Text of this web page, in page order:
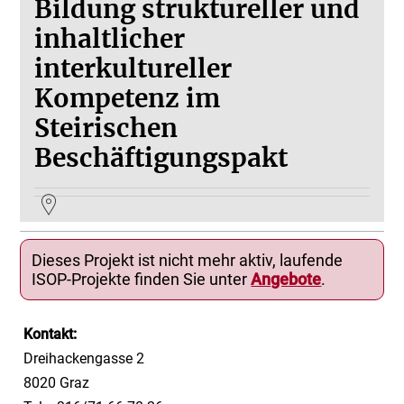
Bildung struktureller und
inhaltlicher
interkultureller
Kompetenz im
Steirischen
Beschäftigungspakt
Dieses Projekt ist nicht mehr aktiv, laufende
ISOP-Projekte finden Sie unterAngebote.
Kontakt:
Dreihackengasse 2
8020 Graz